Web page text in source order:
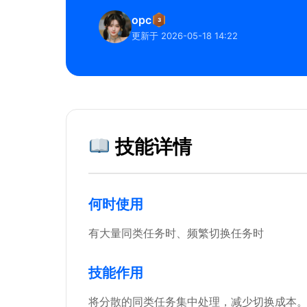
opc 3
更新于 2026-05-18 14:22
技能详情
何时使用
有大量同类任务时、频繁切换任务时
技能作用
将分散的同类任务集中处理，减少切换成本。